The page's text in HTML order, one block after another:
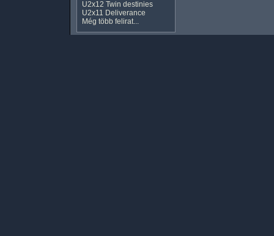
U2x12 Twin destinies
U2x11 Deliverance
Még több felirat...